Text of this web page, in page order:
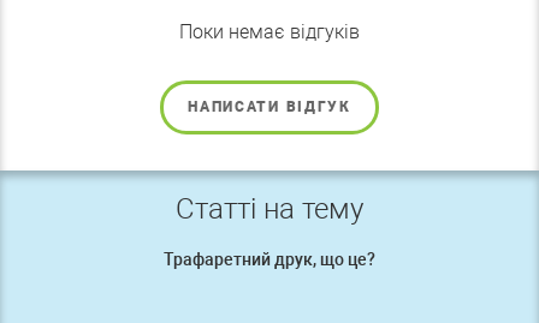
Поки немає відгуків
НАПИСАТИ ВІДГУК
Статті на тему
Трафаретний друк, що це?